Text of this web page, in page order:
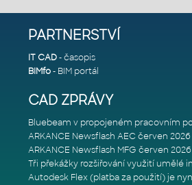
PARTNERSTVÍ
IT CAD- časopis
BIMfo- BIM portál
CAD ZPRÁVY
ARKANCE Newsflash AEC červen 2026
ARKANCE Newsflash MFG červen 2026